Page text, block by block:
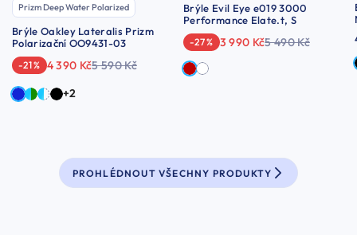
Prizm Deep Water Polarized
Brýle Oakley Lateralis Prizm
Polarizační OO9431-03
-21 % 4 390 Kč5 590 Kč
+2
Brýle Evil Eye e019 3000
Performance Elate.t, S
-27 % 3 990 Kč5 490 Kč
PROHLÉDNOUT VŠECHNY PRODUKTY